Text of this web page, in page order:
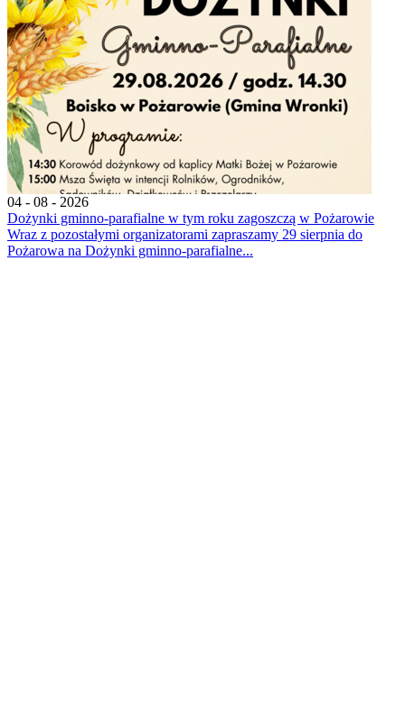
04 - 08 - 2026
Dożynki gminno-parafialne w tym roku zagoszczą w Pożarowie
Wraz z pozostałymi organizatorami zapraszamy 29 sierpnia do
Pożarowa na Dożynki gminno-parafialne...